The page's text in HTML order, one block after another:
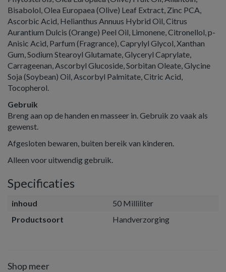
Bisabolol, Olea Europaea (Olive) Leaf Extract, Zinc PCA,
Ascorbic Acid, Helianthus Annuus Hybrid Oil, Citrus
Aurantium Dulcis (Orange) Peel Oil, Limonene, Citronellol, p-
Anisic Acid, Parfum (Fragrance), Caprylyl Glycol, Xanthan
Gum, Sodium Stearoyl Glutamate, Glyceryl Caprylate,
Carrageenan, Ascorbyl Glucoside, Sorbitan Oleate, Glycine
Soja (Soybean) Oil, Ascorbyl Palmitate, Citric Acid,
Tocopherol.
Gebruik
Breng aan op de handen en masseer in. Gebruik zo vaak als
gewenst.
Afgesloten bewaren, buiten bereik van kinderen.
Alleen voor uitwendig gebruik.
Specificaties
inhoud
50 Milliliter
Productsoort
Handverzorging
Shop meer